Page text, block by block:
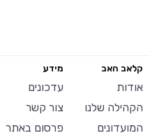
קלאב האב
אודות
הקהילה שלנו
המועדונים
מידע
עדכונים
צור קשר
פרסום באתר